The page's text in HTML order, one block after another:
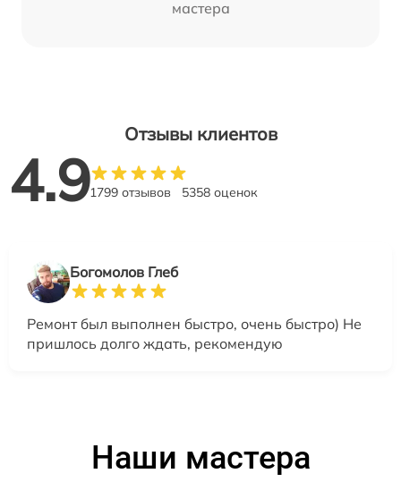
мастера
Отзывы клиентов
4.91799 отзывов 5358 оценок
Богомолов Глеб
Ремонт был выполнен быстро, очень быстро) Не
пришлось долго ждать, рекомендую
Наши мастера